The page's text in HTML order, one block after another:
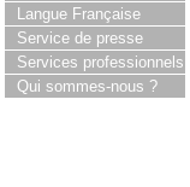
Langue Française
Service de presse
Services professionnels
Qui sommes-nous ?